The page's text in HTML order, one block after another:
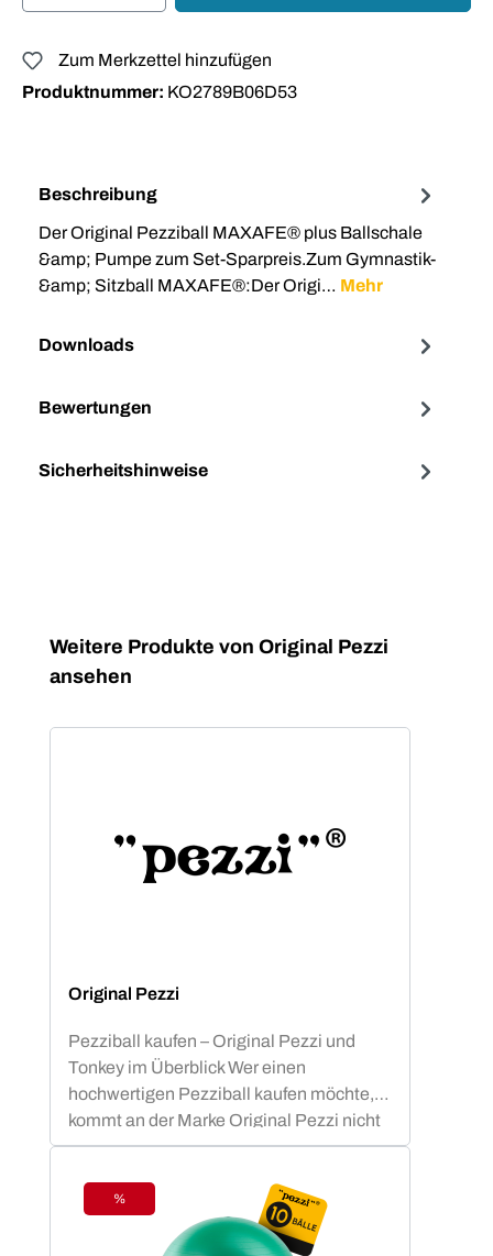
Zum Merkzettel hinzufügen
Produktnummer: KO2789B06D53
Beschreibung
Der Original Pezziball MAXAFE® plus Ballschale
&amp; Pumpe zum Set-Sparpreis.Zum Gymnastik-
&amp; Sitzball MAXAFE®:Der Origi… Mehr
Downloads
Bewertungen
Sicherheitshinweise
Produktgalerie überspringen
Weitere Produkte von Original Pezzi
ansehen
Original Pezzi
Pezziball kaufen – Original Pezzi und
Tonkey im Überblick Wer einen
hochwertigen Pezziball kaufen möchte,
kommt an der Marke Original Pezzi nicht
vorbei. Der Begriff „Pezziball“ – auch
Jahrzehnten fest mit dieser italienischen
Erfolgsmarke verbunden. Neu im
Sortiment: Tonkey – der innovative
Rabatt
%